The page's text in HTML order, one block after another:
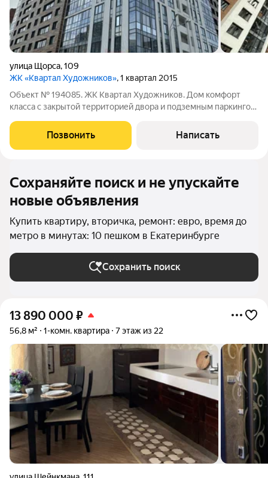
улица Щорса,109
ЖК «Квартал Художников», 1 квартал 2015
Объект № 194085. ЖК Квартал Художников. Дом комфорт
класса с закрытой территорией двора и подземным паркингом.
12 кв. м., раздельный санузел и коридор 14 кв. м., лоджия 5,5
кв.м. Окна
Позвонить Написать
Сохраняйте поиск и не упускайте
новые объявления
Купить квартиру, вторичка, ремонт: евро, время до
метро в минутах: 10 пешком в Екатеринбурге
Сохранить поиск
13 890 000 ₽
56,8 м² 1-комн. квартира 7 этаж из 22